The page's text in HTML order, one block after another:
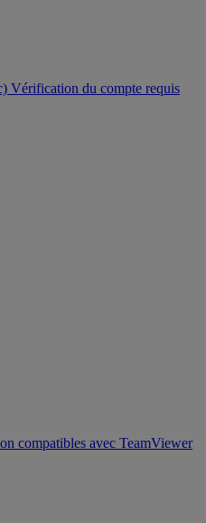
Vérification du compte requis
compatibles avec TeamViewer